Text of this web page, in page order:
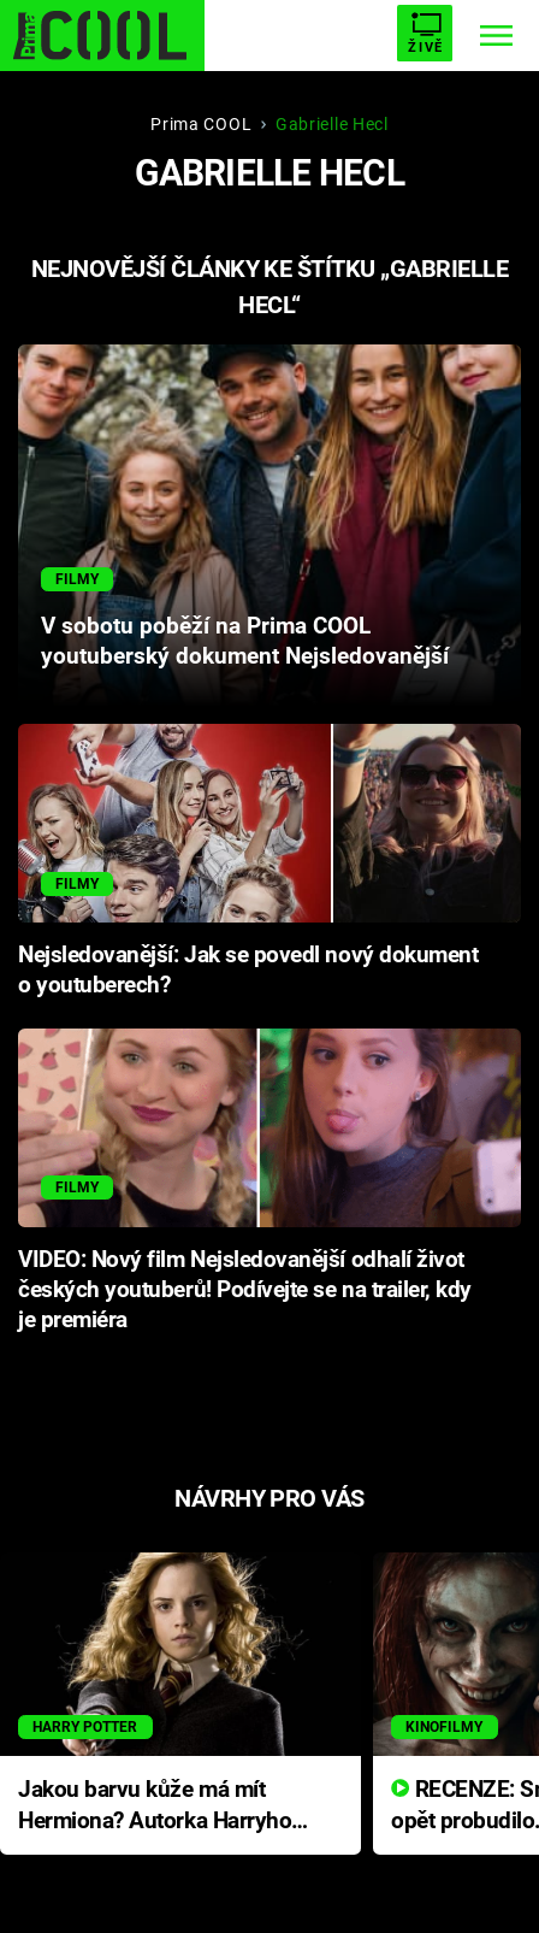
ŽIVĚ
STARHOUSE BUFFY, PŘEMOŽITELKA UPÍRŮ
PLNEJ KOTEL AVENGERS 5
Filmy
Seriály
Hry
Cool Esport
Pořady
TV Program
Sledujte prima+
Přihlášení
Sledujte nás
Prima COOL Gabrielle Hecl
GABRIELLE HECL
NEJNOVĚJŠÍ ČLÁNKY KE ŠTÍTKU „GABRIELLE
HECL“
FILMY
V sobotu poběží na Prima COOL
youtuberský dokument Nejsledovanější
FILMY
Nejsledovanější: Jak se povedl nový dokument
o youtuberech?
FILMY
VIDEO: Nový film Nejsledovanější odhalí život
českých youtuberů! Podívejte se na trailer, kdy
je premiéra
NÁVRHY PRO VÁS
HARRY POTTER
Jakou barvu kůže má mít
Hermiona? Autorka Harryho
Pottera přišla s ráznou
KINOFILMY
opět
přichází s